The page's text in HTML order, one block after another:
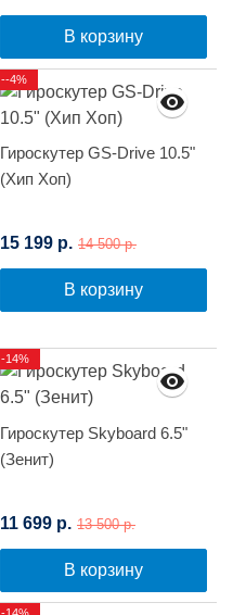
В корзину
Гироскутер GS-Drive 10.5"
(Хип Хоп)
15 199 р. 14 500 р.
В корзину
--4%
Гироскутер Skyboard 6.5"
(Зенит)
11 699 р. 13 500 р.
В корзину
-14%
-14%